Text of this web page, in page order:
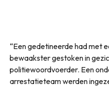
“Een gedetineerde had met
bewaakster gestoken in
politiewoordvoerder. Een
arrestatieteam werden